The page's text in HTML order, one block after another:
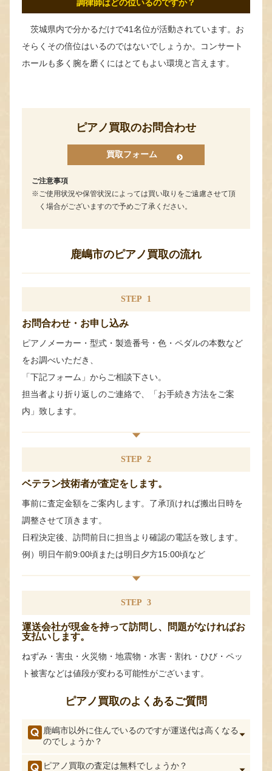
調律師はどの位いるのですか？
茨城県内で分かるだけで41名位が活動されています。お
そらくその倍位はいるのではないでしょうか。コンサート
ホールも多く腕を磨くにはとてもよい環境と言えます。
ピアノ買取のお問合わせ
買取フォーム
ご注意事項
ご使用状況や保管状況によっては買い取りをご遠慮させて頂
く場合がございますので予めご了承ください。
鹿嶋市のピアノ買取の流れ
STEP 1
お問合わせ・お申し込み
ピアノメーカー・型式・製造番号・色・ペダルの本数など
をお調べいただき、
「下記フォーム」からご相談下さい。
担当者より折り返しのご連絡で、「お手続き方法をご案
内」致します。
STEP 2
ベテラン技術者が査定をします。
事前に査定金額をご案内します。了承頂ければ搬出日時を
調整させて頂きます。
日程決定後、訪問前日に担当より確認の電話を致します。
例）明日午前9:00頃または明日夕方15:00頃など
STEP 3
運送会社が現金を持って訪問し、問題がなければお
支払いします。
ねずみ・害虫・火災物・地震物・水害・割れ・ひび・ペッ
ト被害などは値段が変わる可能性がございます。
ピアノ買取のよくあるご質問
鹿嶋市以外に住んでいるのですが運送代は高くなる
のでしょうか？
ピアノ買取の査定は無料でしょうか？